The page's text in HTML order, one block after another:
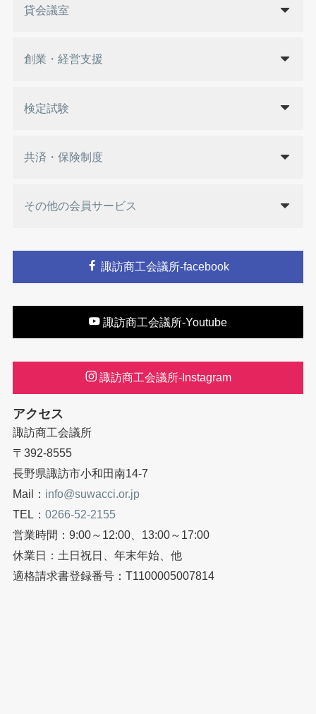
貸会議室
創業・経営支援
検定試験
共済・保険制度
その他の会員サービス
諏訪商工会議所-facebook
諏訪商工会議所-Youtube
諏訪商工会議所-Instagram
アクセス
諏訪商工会議所
〒392-8555
長野県諏訪市小和田南14-7
Mail： info@suwacci.or.jp
TEL： 0266-52-2155
営業時間：9:00～12:00、13:00～17:00
休業日：土日祝日、年末年始、他
適格請求書登録番号：T1100005007814